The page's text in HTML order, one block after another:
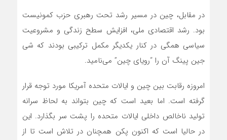
در مقابل، چین در مسیر رشد تحت رهبری حزب کمونیست
بود. رشد اقتصادی ملی، افزایش سطح زندگی و مشروعیت
سیاسی همگی در کنار یکدیگر مکمل ترکیبی بودند که شی
جین پینگ آن را “رویای چین” می‌نامید.
امروزه رقابت بین چین و ایالات متحده آمریکا مورد توجه قرار
گرفته است. اما بعید است که چین بتواند به لحاظ سرانه
تولید ناخالص داخلی ایالات متحده را پشت سر بگذارد. این
در حالیا است که اکنون پکن همچنان در تلاش است تا از